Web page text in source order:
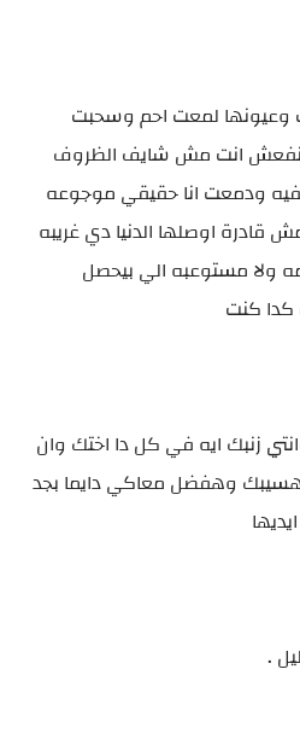
وعيونها لمعت احم وسحبت
انت مش شايف الظروف
ودمعت انا حقيقي موجوعه
قادرة اوصلها الدنيا دي غريبه
مستوعبه الي بيحصل
كنت
زنبك ايه في كل دا اختك وان
هسيبك وهفضل معاكي دايما بجد
.